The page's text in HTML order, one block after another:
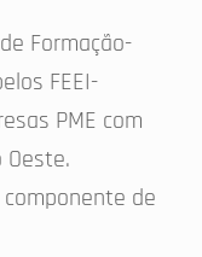
Formação-
FEEI-
PME com
de